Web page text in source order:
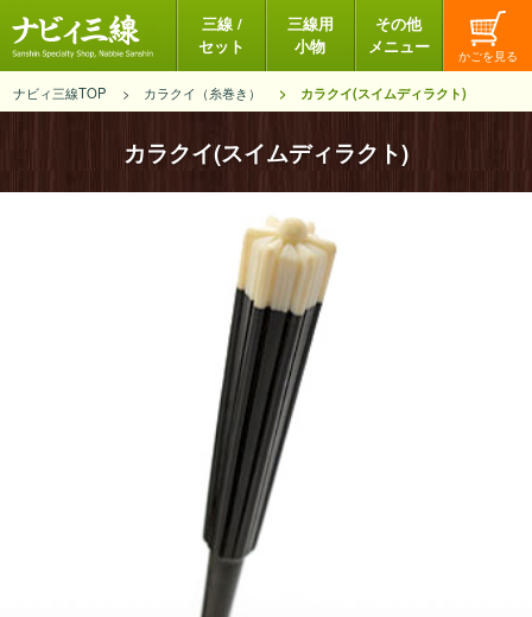
三線 /
セット
三線用
小物
その他
メニュー
ナビィ三線TOP カラクイ（糸巻き） カラクイ(スイムディラクト)
カラクイ(スイムディラクト)